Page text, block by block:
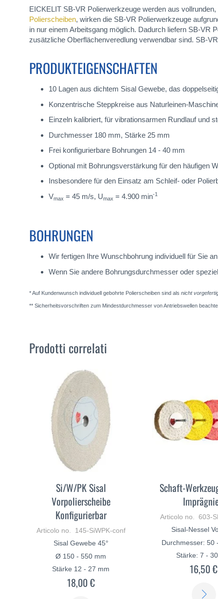
EICKELIT SB-VR Polierwerkzeuge werden aus
Polierscheiben, wirken die SB-VR Polierwerkzeuge
in nur einem Arbeitsgang möglich. Dadurch liefern SB-VR
zusätzliche Oberflächenveredlung verwendbar sind. SB-
PRODUKTEIGENSCHAFTEN
10 Lagen aus dichtem Sisal Gewebe, das
Konzentrische Steppkreise aus Naturleinen-
Einzeln kalibriert, für vibrationsarmen Rundlauf und
Durchmesser 180 mm, Stärke 25 mm
Frei konfigurierbare Bohrungen 14 - 40 mm
Optional mit Bohrungsverstärkung für den häufigen
Insbesondere für den Einsatz am Schleif- oder
Vmax = 45 m/s, Umax = 4.900 min-1
BOHRUNGEN
Wir fertigen Ihre Wunschbohrung individuell für Sie
Wenn Sie andere Bohrungsdurchmesser oder
* Auf Kundenwunsch individuell gebohrte Polierscheiben sind als nicht
** Sicherheitsvorschriften zum Mindestdurchmesser von Antriebswellen
Prodotti correlati
Si/W/PK Sisal
Vorpolierscheibe
Konfigurierbar
Articolo no. 145-SiWPK-conf
Sisal Gewebe 45°
Ø 150 - 550 mm
Stärke 12 - 27 mm
18,00 €
Schaft-
Articolo no. 603-
Sisal-Nessel
Durchmesser: 50
Stärke: 7 -
16,50 €